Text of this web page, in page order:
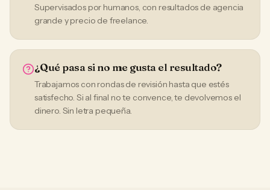
Supervisados por humanos, con resultados de agencia
grande y precio de freelance.
¿Qué pasa si no me gusta el resultado?
Trabajamos con rondas de revisión hasta que estés
satisfecho. Si al final no te convence, te devolvemos el
dinero. Sin letra pequeña.